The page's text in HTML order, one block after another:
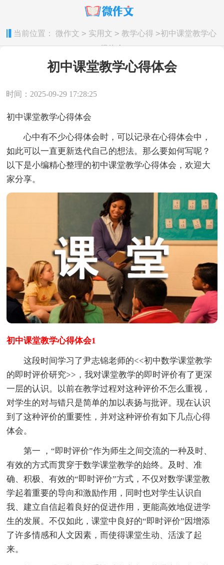
当前位置： 微作文 > 实用文 > 教学心得 >初中课堂教学心
得体会
初中课堂教学心得体会
时间：2025-09-29 17:28:25
初中课堂教学心得体会
心中有不少心得体会时，可以记录在心得体会中，
如此可以一直更新迭代自己的想法。那么要如何写呢？
以下是小编精心整理的初中课堂教学心得体会，欢迎大
家分享。
初中课堂教学心得体会1
这段时间学习了尹志锦老师的<<初中数学课堂教学
的即时评价研究>>，我对课堂教学的即时评价有了更深
一层的认识。以前在教学过程对这种评价不怎么重视，
对学生的对与错只是简单的加以表扬与批评。现在认识
到了这种评价的重要性，并对这种评价有如下几点心得
体会。
第一 ，“即时评价”作为师生之间交流的一种及时、
有效的方式而贯穿于数学课堂教学的始终。及时、准
确、积极、有效的“即时评价”方式，不仅对数学课堂教
学起着重要的导向和激励作用，同时也对学生认识自
我、建立自信起着良好的促进作用，更能高效地促进学
生的发展。不仅如此，课堂中良好的“即时评价”因增添
了许多情感和人文因素，而使得课堂生动、活泼了起
来。